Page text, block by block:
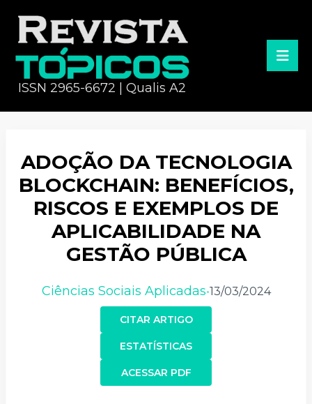
ISSN 2965-6672 | Qualis A2
ADOÇÃO DA TECNOLOGIA
BLOCKCHAIN: BENEFÍCIOS,
RISCOS E EXEMPLOS DE
APLICABILIDADE NA
GESTÃO PÚBLICA
Ciências Sociais Aplicadas•13/03/2024
CITAR ARTIGO
ACESSAR PDF
ESTATÍSTICAS